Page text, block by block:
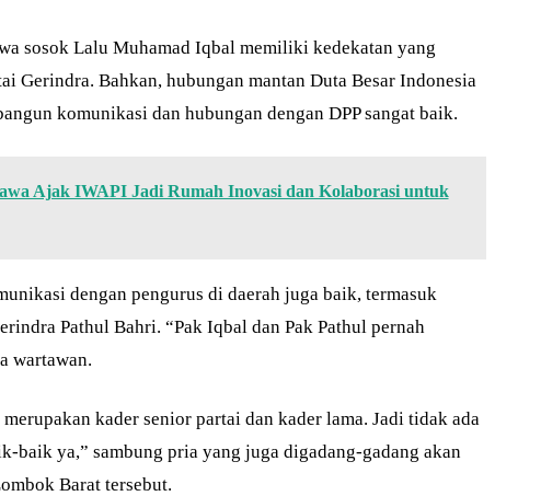
sosok Lalu Muhamad Iqbal memiliki kedekatan yang
Gerindra. Bahkan, hubungan mantan Duta Besar Indonesia
komunikasi dan hubungan dengan DPP sangat baik.
Ajak IWAPI Jadi Rumah Inovasi dan Kolaborasi untuk
dengan pengurus di daerah juga baik, termasuk
Pathul Bahri. “Pak Iqbal dan Pak Pathul pernah
wartawan.
kader senior partai dan kader lama. Jadi tidak ada
baik ya,” sambung pria yang juga digadang-gadang akan
Barat tersebut.